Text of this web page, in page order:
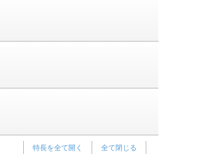
全て閉じる
特長を全て開く